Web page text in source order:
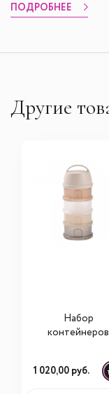
ПОДРОБНЕЕ
Другие
Набор
контейнеров
детского
Boite Doseuse
1 020,00 руб.